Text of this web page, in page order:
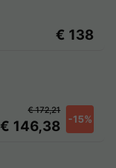
€ 138
€ 146,38 -15%
€ 172,21